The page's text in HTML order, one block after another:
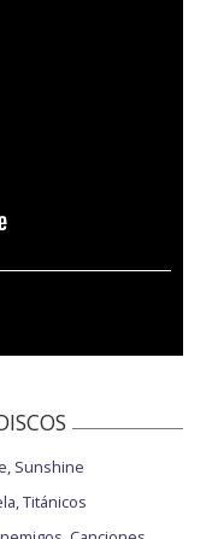
Sunshine
Titánicos